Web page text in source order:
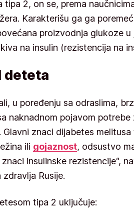
2, on se, prema
Karakterišu ga ga
proizvodnja glukoze u
na insulin (rezistencija na
deteta
u poređenju sa odraslima,
naknadnom pojavom potrebe
Glavni znaci dijabetes
ili gojaznost, odsustvo
insulinske rezistencije“,
Rusije.
tipa 2 uključuje: